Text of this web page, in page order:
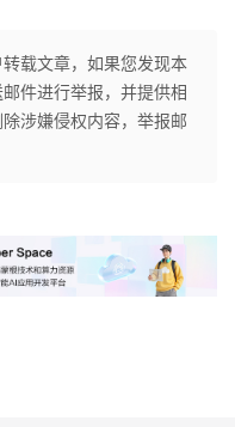
转载文章，如果您发现本
件进行举报，并提供相
涉嫌侵权内容，举报邮